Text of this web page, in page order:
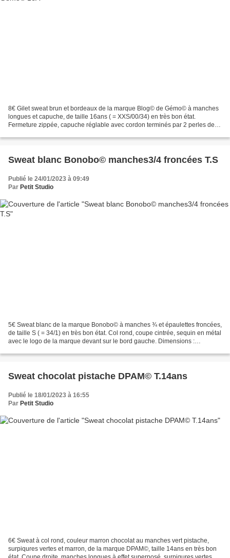
8€ Gilet sweat brun et bordeaux de la marque Blog© de Gémo© à manches
longues et capuche, de taille 16ans ( = XXS/00/34) en très bon état.
Fermeture zippée, capuche réglable avec cordon terminés par 2 perles de
Sweat blanc Bonobo© manches3/4 froncées T.S
Publié le 24/01/2023 à 09:49
Par Petit Studio
5€ Sweat blanc de la marque Bonobo© à manches ¾ et épaulettes froncées,
de taille S ( = 34/1) en très bon état. Col rond, coupe cintrée, sequin en métal
avec le logo de la marque devant sur le bord gauche. Dimensions :
Sweat chocolat pistache DPAM© T.14ans
Publié le 18/01/2023 à 16:55
Par Petit Studio
6€ Sweat à col rond, couleur marron chocolat au manches vert pistache,
surpiqures vertes et marron, de la marque DPAM©, taille 14ans en très bon